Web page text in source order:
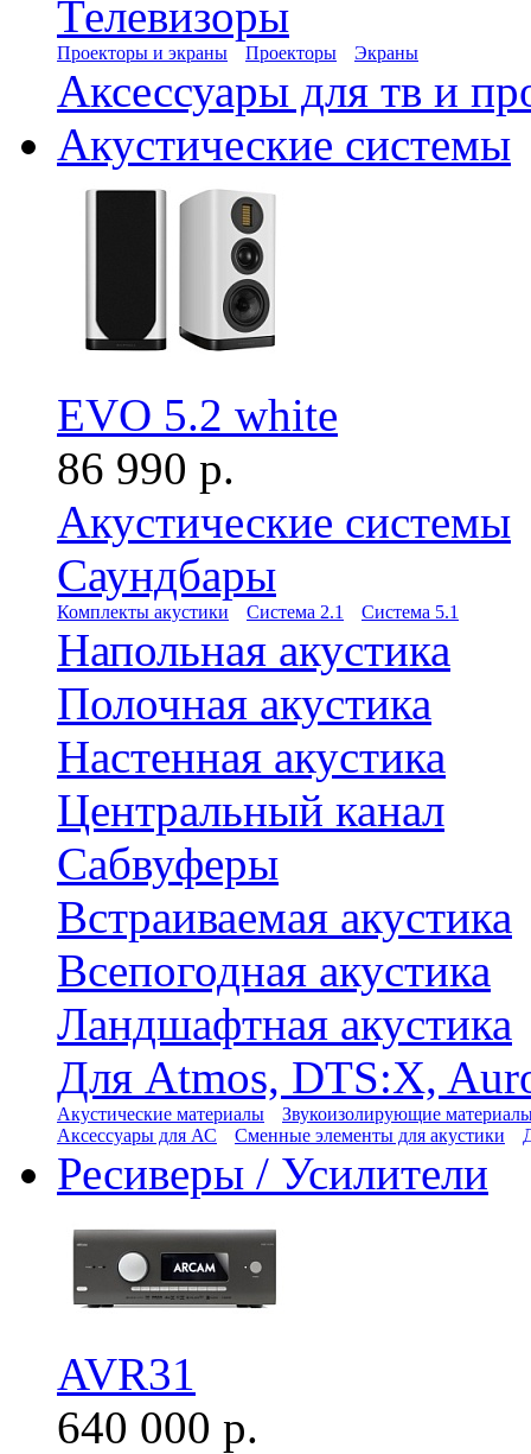
Телевизоры
Проекторы и экраны Проекторы Экраны
Аксессуары для тв и
Акустические системы
EVO 5.2 white
86 990 р.
Акустические системы
Саундбары
Комплекты акустики Система 2.1 Система 5.1
Напольная акустика
Полочная акустика
Настенная акустика
Центральный канал
Сабвуферы
Встраиваемая акустика
Всепогодная акустика
Ландшафтная акустика
Для Atmos, DTS:X,
Акустические материалы
Звукоизолирующие
Аксессуары для АС
Сменные элементы для акустики
Ресиверы / Усилители
AVR31
640 000 р.